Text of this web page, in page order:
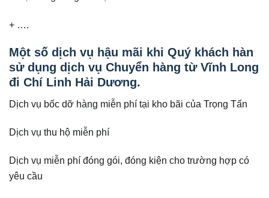
+ ….
Một số dịch vụ hậu mãi khi Quý khách hàn
sử dụng dịch vụ Chuyển hàng từ Vĩnh Long
đi Chí Linh Hải Dương.
Dịch vụ bốc dỡ hàng miễn phí tại kho bãi của Trọng Tấn
Dịch vụ thu hộ miễn phí
Dịch vụ miễn phí đóng gói, đóng kiện cho trường hợp có
yêu cầu